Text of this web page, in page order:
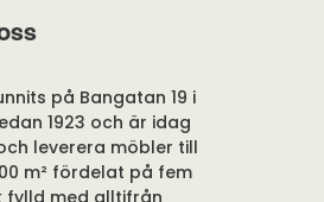
på Bangatan 19 i
1923 och är idag
leverera möbler till
m² fördelat på fem